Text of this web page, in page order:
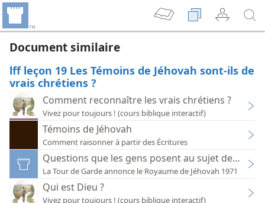
Document similaire
lff leçon 19 Les Témoins de Jéhovah sont-ils de
vrais chrétiens ?
Comment reconnaître les vrais chrétiens ?
Vivez pour toujours ! (cours biblique interactif)
Témoins de Jéhovah
Comment raisonner à partir des Écritures
Questions que les gens posent au sujet des
La Tour de Garde annonce le Royaume de Jéhovah 1971
Qui est Dieu ?
Vivez pour toujours ! (cours biblique interactif)